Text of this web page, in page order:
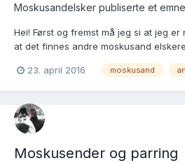
Moskusandelsker publiserte et
Hei! Først og fremst må jeg si at jeg
at det finnes andre moskusand
andemor som pleide å legge egg, har
23. april 2016 moskusand
Moskusender og parring